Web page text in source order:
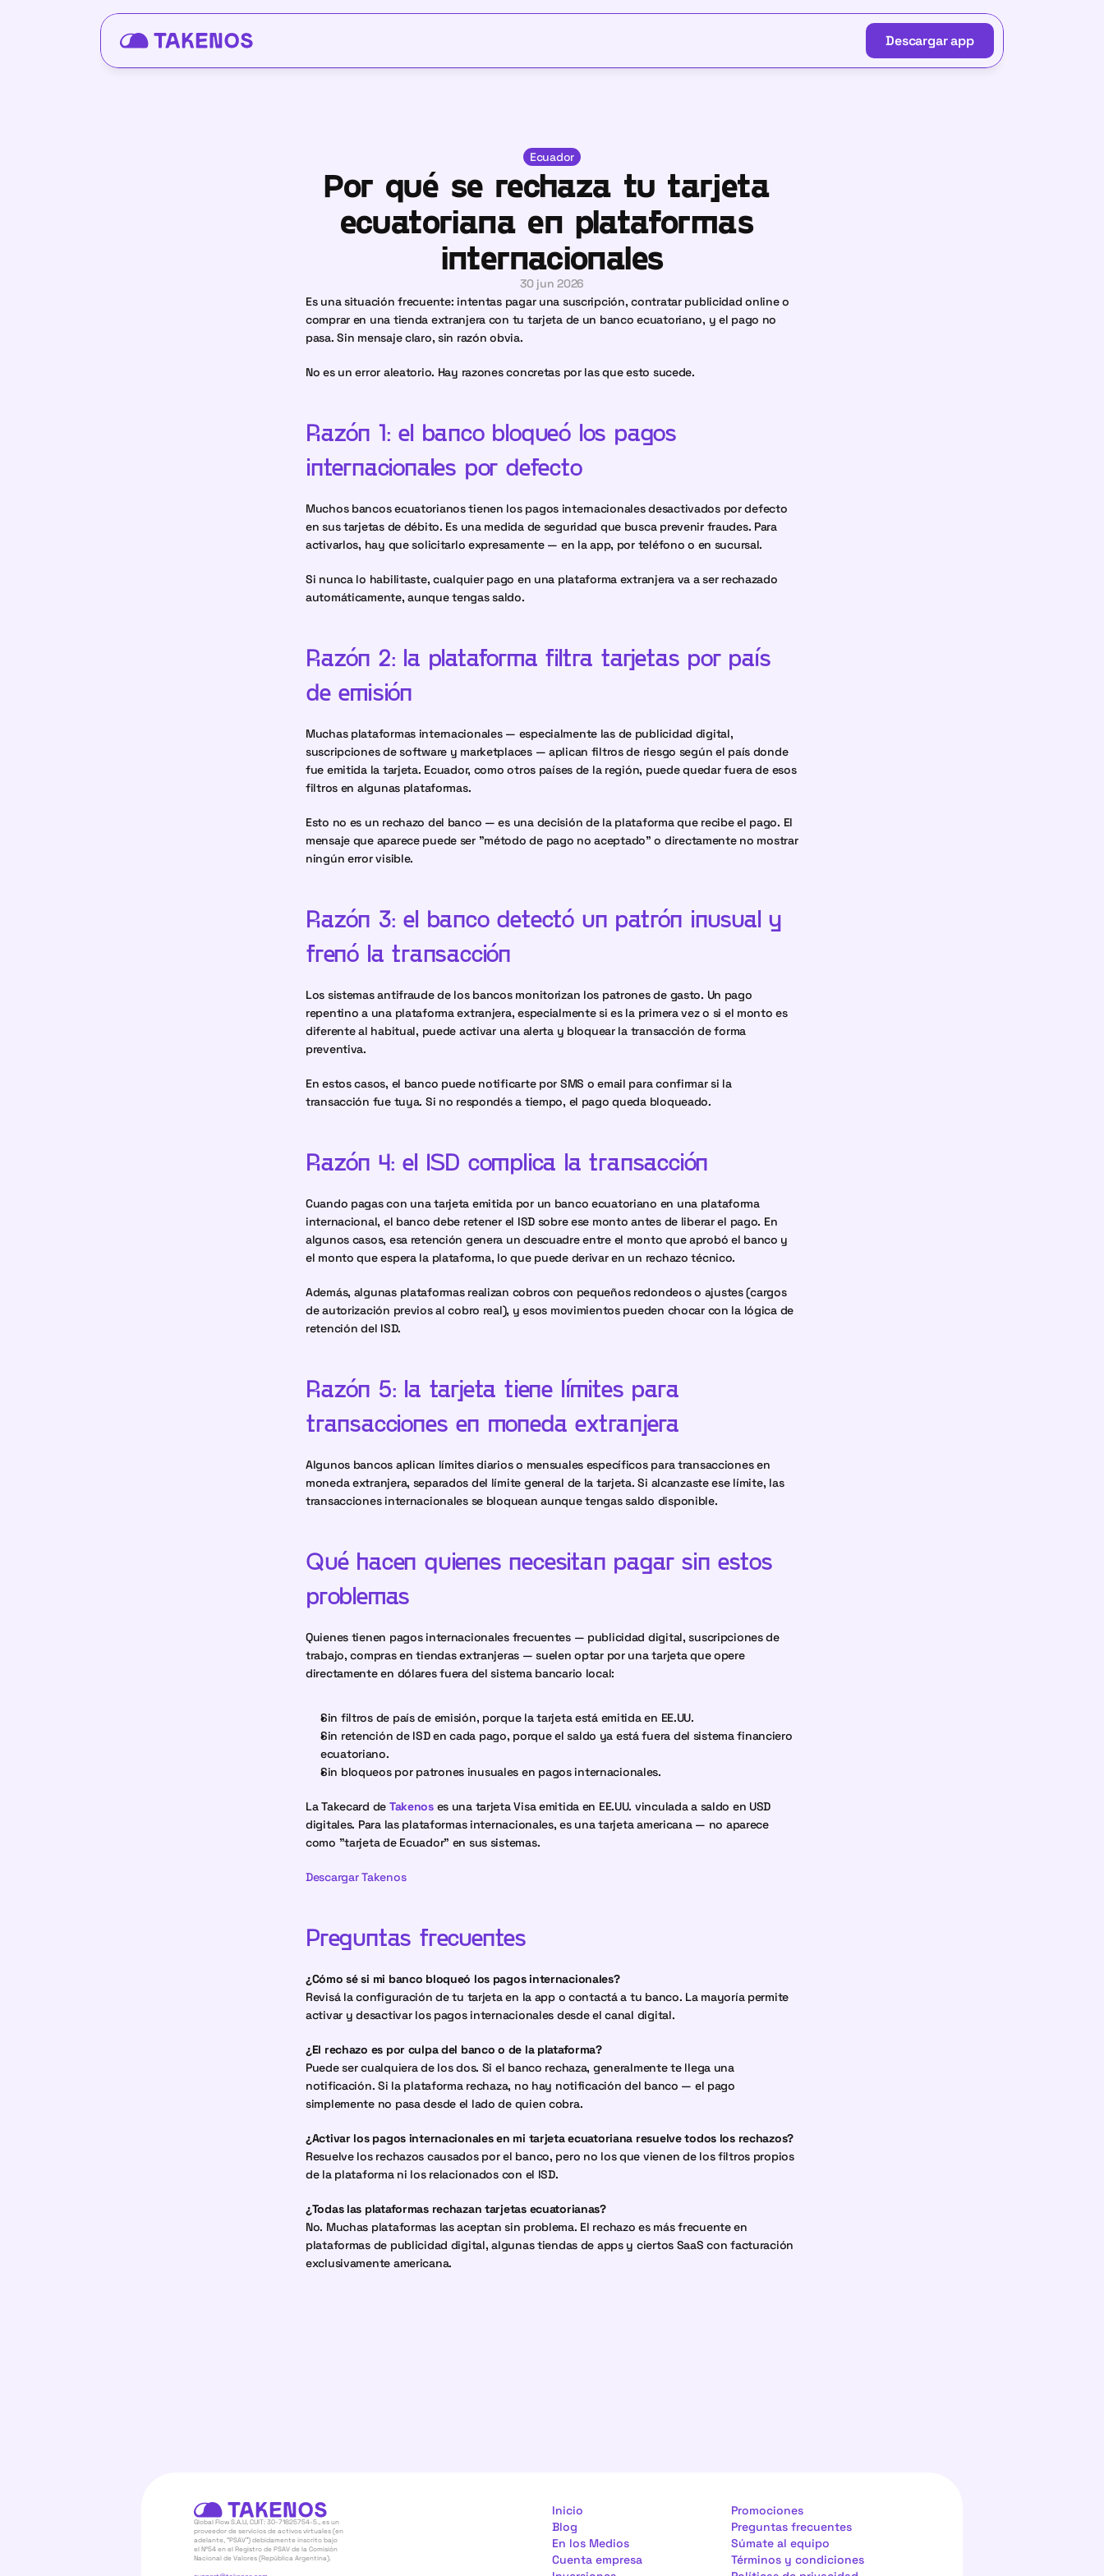
Descargar app
Descargar app
Ecuador
Por qué se rechaza tu tarjeta
ecuatoriana en plataformas
internacionales
30 jun 2026
Es una situación frecuente: intentas pagar una suscripción, contratar publicidad online o
comprar en una tienda extranjera con tu tarjeta de un banco ecuatoriano, y el pago no
pasa. Sin mensaje claro, sin razón obvia.
No es un error aleatorio. Hay razones concretas por las que esto sucede.
Razón 1: el banco bloqueó los pagos
internacionales por defecto
Muchos bancos ecuatorianos tienen los pagos internacionales desactivados por defecto
en sus tarjetas de débito. Es una medida de seguridad que busca prevenir fraudes. Para
activarlos, hay que solicitarlo expresamente — en la app, por teléfono o en sucursal.
Si nunca lo habilitaste, cualquier pago en una plataforma extranjera va a ser rechazado
automáticamente, aunque tengas saldo.
Razón 2: la plataforma filtra tarjetas por país
de emisión
Muchas plataformas internacionales — especialmente las de publicidad digital,
suscripciones de software y marketplaces — aplican filtros de riesgo según el país donde
fue emitida la tarjeta. Ecuador, como otros países de la región, puede quedar fuera de esos
filtros en algunas plataformas.
Esto no es un rechazo del banco — es una decisión de la plataforma que recibe el pago. El
mensaje que aparece puede ser "método de pago no aceptado" o directamente no mostrar
ningún error visible.
Razón 3: el banco detectó un patrón inusual y
frenó la transacción
Los sistemas antifraude de los bancos monitorizan los patrones de gasto. Un pago
repentino a una plataforma extranjera, especialmente si es la primera vez o si el monto es
diferente al habitual, puede activar una alerta y bloquear la transacción de forma
preventiva.
En estos casos, el banco puede notificarte por SMS o email para confirmar si la
transacción fue tuya. Si no respondés a tiempo, el pago queda bloqueado.
Razón 4: el ISD complica la transacción
Cuando pagas con una tarjeta emitida por un banco ecuatoriano en una plataforma
internacional, el banco debe retener el ISD sobre ese monto antes de liberar el pago. En
algunos casos, esa retención genera un descuadre entre el monto que aprobó el banco y
el monto que espera la plataforma, lo que puede derivar en un rechazo técnico.
Además, algunas plataformas realizan cobros con pequeños redondeos o ajustes (cargos
de autorización previos al cobro real), y esos movimientos pueden chocar con la lógica de
retención del ISD.
Razón 5: la tarjeta tiene límites para
transacciones en moneda extranjera
Algunos bancos aplican límites diarios o mensuales específicos para transacciones en
moneda extranjera, separados del límite general de la tarjeta. Si alcanzaste ese límite, las
transacciones internacionales se bloquean aunque tengas saldo disponible.
Qué hacen quienes necesitan pagar sin estos
problemas
Quienes tienen pagos internacionales frecuentes — publicidad digital, suscripciones de
trabajo, compras en tiendas extranjeras — suelen optar por una tarjeta que opere
directamente en dólares fuera del sistema bancario local:
Sin filtros de país de emisión, porque la tarjeta está emitida en EE.UU.
Sin retención de ISD en cada pago, porque el saldo ya está fuera del sistema financiero
ecuatoriano.
Sin bloqueos por patrones inusuales en pagos internacionales.
La Takecard de Takenos es una tarjeta Visa emitida en EE.UU. vinculada a saldo en USD
digitales. Para las plataformas internacionales, es una tarjeta americana — no aparece
como "tarjeta de Ecuador" en sus sistemas.
Descargar Takenos
Preguntas frecuentes
¿Cómo sé si mi banco bloqueó los pagos internacionales?
Revisá la configuración de tu tarjeta en la app o contactá a tu banco. La mayoría permite
activar y desactivar los pagos internacionales desde el canal digital.
¿El rechazo es por culpa del banco o de la plataforma?
Puede ser cualquiera de los dos. Si el banco rechaza, generalmente te llega una
notificación. Si la plataforma rechaza, no hay notificación del banco — el pago
simplemente no pasa desde el lado de quien cobra.
¿Activar los pagos internacionales en mi tarjeta ecuatoriana resuelve todos los rechazos?
Resuelve los rechazos causados por el banco, pero no los que vienen de los filtros propios
de la plataforma ni los relacionados con el ISD.
¿Todas las plataformas rechazan tarjetas ecuatorianas?
No. Muchas plataformas las aceptan sin problema. El rechazo es más frecuente en
plataformas de publicidad digital, algunas tiendas de apps y ciertos SaaS con facturación
exclusivamente americana.
Global Flow S.A.U, CUIT: 30-71825754-5., es un
proveedor de servicios de activos virtuales (en
adelante, “PSAV”) debidamente inscrito bajo
el N°54 en el Registro de PSAV de la Comisión
Nacional de Valores (República Argentina).
Inicio
Blog
En los Medios
Cuenta empresa
Promociones
Preguntas frecuentes
Súmate al equipo
Términos y condiciones